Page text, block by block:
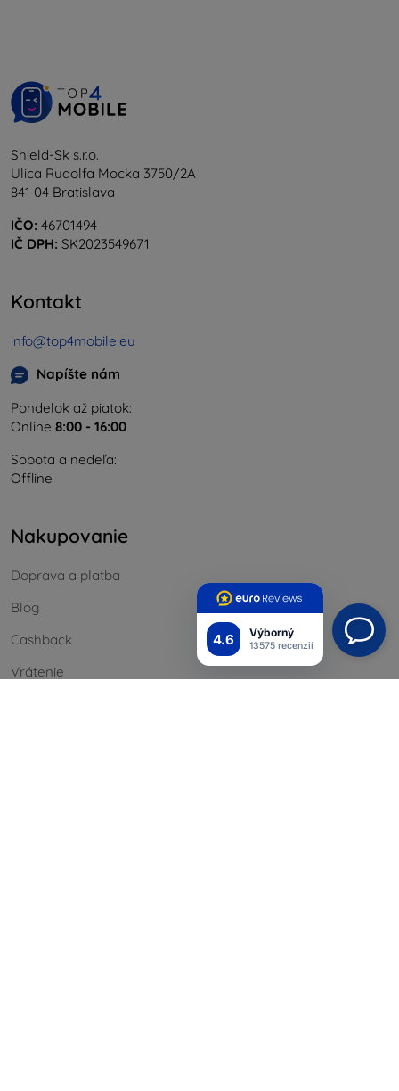
4.6 Výborný
13575 recenzií
Shield-Sk s.r.o.
Ulica Rudolfa Mocka 3750/2A
841 04 Bratislava
IČO: 46701494
IČ DPH: SK2023549671
Kontakt
info@top4mobile.eu
Napíšte nám
Pondelok až piatok:
Online 8:00 - 16:00
Sobota a nedeľa:
Offline
Nakupovanie
Doprava a platba
Blog
Cashback
Vrátenie